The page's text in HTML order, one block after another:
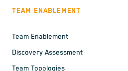
TEAM ENABLEMENT
Team Enablement
Discovery Assessment
Team Topologies